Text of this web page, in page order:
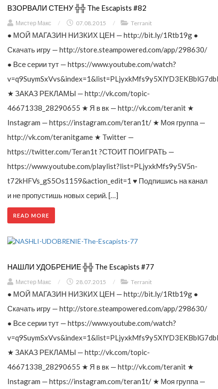
ВЗОРВАЛИ СТЕНУ ╬╬ The Escapists #82
Мистер Макс / 07.08.2015 / Terranit
● МОЙ МАГАЗИН НИЗКИХ ЦЕН — http://bit.ly/1Rtb19g ●
Скачать игру — http://store.steampowered.com/app/298630/
● Все серии тут — https://www.youtube.com/watch?
★ ЗАКАЗ РЕКЛАМЫ — http://vk.com/topic-
46671338_28290655 ★ Я в вк — http://vk.com/teranit ★
Instagram — https://instagram.com/teran1t/ ★ Моя группа —
http://vk.com/teranitgame ★ Twitter —
https://twitter.com/Teran1t ?СТОИТ ПОИГРАТЬ —
https://www.youtube.com/playlist?list=PLjyxkMfs9y5V5n-
t72kHFVs_gS5Os1159&action_edit=1 ♥ Подпишись на канал
и не пропустишь новых серий. […]
READ MORE
НАШЛИ УДОБРЕНИЕ ╬╬ The Escapists #77
Мистер Макс / 28.07.2015 / Terranit
● МОЙ МАГАЗИН НИЗКИХ ЦЕН — http://bit.ly/1Rtb19g ●
Скачать игру — http://store.steampowered.com/app/298630/
● Все серии тут — https://www.youtube.com/watch?
★ ЗАКАЗ РЕКЛАМЫ — http://vk.com/topic-
46671338_28290655 ★ Я в вк — http://vk.com/teranit ★
Instagram — https://instagram.com/teran1t/ ★ Моя группа —